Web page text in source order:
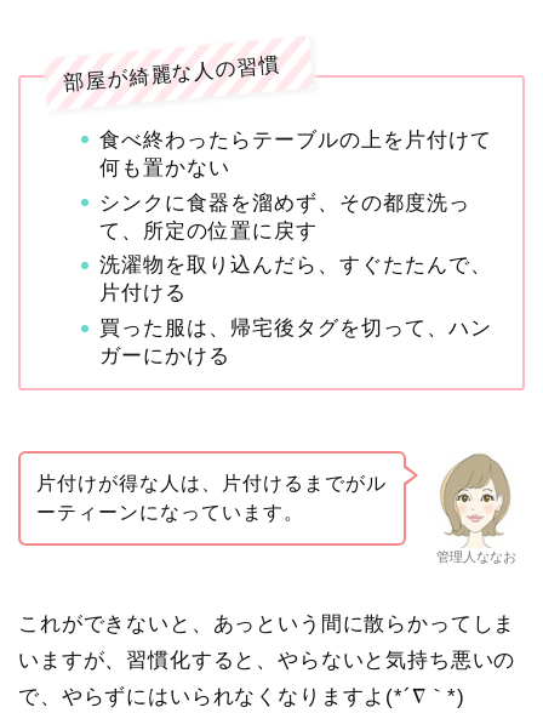
部屋が綺麗な人の習慣
食べ終わったらテーブルの上を片付けて
何も置かない
シンクに食器を溜めず、その都度洗っ
て、所定の位置に戻す
洗濯物を取り込んだら、すぐたたんで、
片付ける
買った服は、帰宅後タグを切って、ハン
ガーにかける
管理人ななお
片付けが得な人は、片付けるまでがル
ーティーンになっています。
これができないと、あっという間に散らかってしま
いますが、習慣化すると、やらないと気持ち悪いの
で、やらずにはいられなくなりますよ(*´∇｀*)